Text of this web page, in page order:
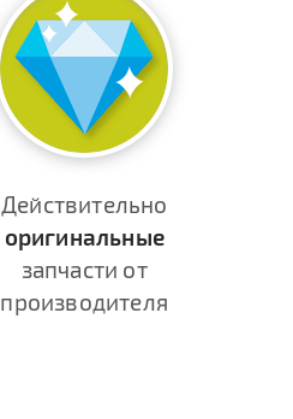
Действительно
оригинальные
запчасти от
производителя